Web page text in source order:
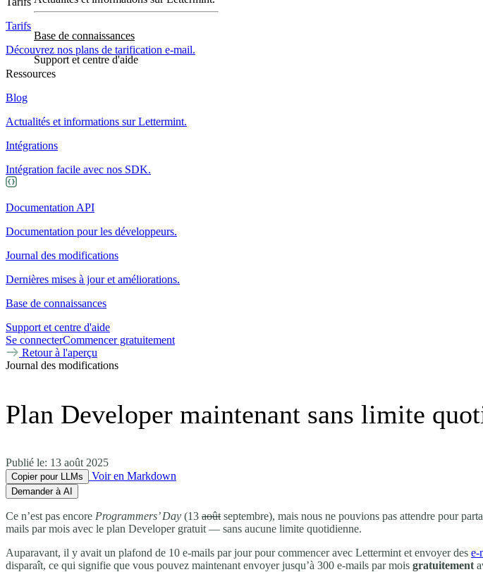
Base de connaissances
Support et centre d'aide
Tarifs
Découvrez nos plans de tarification e-mail.
Ressources
Blog
Actualités et informations sur Lettermint.
Intégrations
Intégration facile avec nos SDK.
Documentation API
Documentation pour les développeurs.
Journal des modifications
Dernières mises à jour et améliorations.
Base de connaissances
Support et centre d'aide
Se connecterCommencer gratuitement
Retour à l'aperçu
Journal des modifications
Plan Developer maintenant sans limite
Publié le: 13 août 2025
Copier pour LLMs Voir en Markdown
Demander à AI
Ce n’est pas encore Programmers’ Day (13 août septembre), mais nous ne pouvions pas attendre pour
mails par mois avec le plan Developer gratuit — sans aucune limite quotidienne.
Auparavant, il y avait un plafond de 10 e-mails par jour pour commencer avec Lettermint et envoyer des e-
disparaît, ce qui signifie que vous pouvez maintenant envoyer jusqu’à 300 e-mails par mois gratuitement